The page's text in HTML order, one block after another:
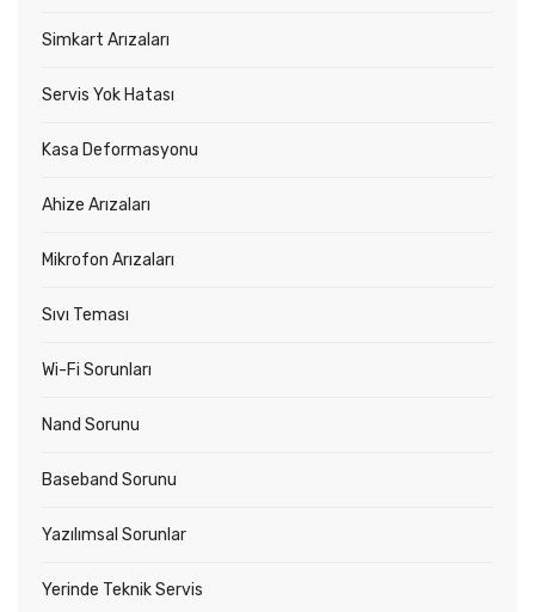
Simkart Arızaları
Servis Yok Hatası
Kasa Deformasyonu
Ahize Arızaları
Mikrofon Arızaları
Sıvı Teması
Wi-Fi Sorunları
Nand Sorunu
Baseband Sorunu
Yazılımsal Sorunlar
Yerinde Teknik Servis